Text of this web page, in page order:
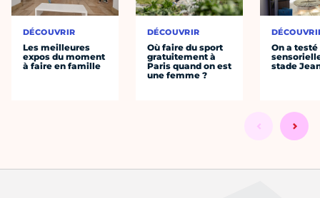
DÉCOUVRIR
Les meilleures
expos du moment
à faire en famille
DÉCOUVRIR
Où faire du sport
gratuitement à
Paris quand on est
une femme ?
On a
stade